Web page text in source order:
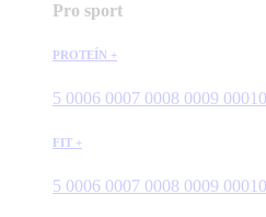
Pro sport
PROTEÍN +
5 0006 0007 0008 0009 000
FIT +
5 0006 0007 0008 0009 000